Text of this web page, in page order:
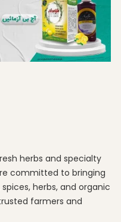
herbs and specialty
committed to bringing
herbs, and organic
farmers and